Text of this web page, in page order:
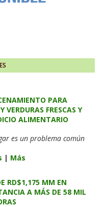
PARA
VERDURAS FRESCAS Y
ALIMENTARIO
es un problema común
| Más
RD$1,175 MM EN
A MÁS DE 58 MIL